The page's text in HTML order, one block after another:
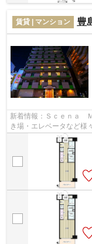
賃貸 | マンション 豊
新着情報：Ｓｃｅｎａ
き場・エレベータなど様
駅利用可能でアクセスの